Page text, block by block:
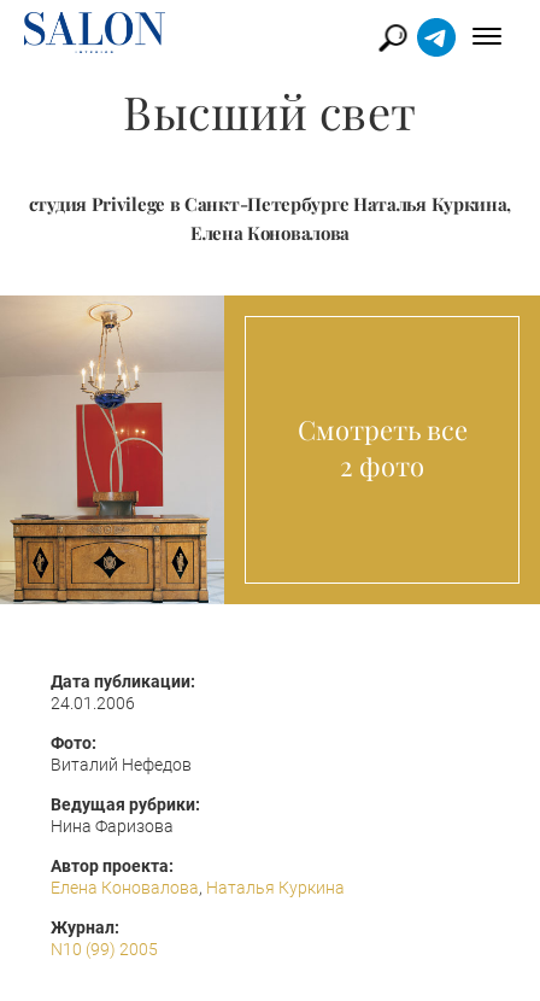
Высший свет
студия Privilege в Санкт-Петербурге Наталья Куркина,
Елена Коновалова
Смотреть все
2 фото
Дата публикации:
24.01.2006
Фото:
Виталий Нефедов
Ведущая рубрики:
Нина Фаризова
Автор проекта:
Елена Коновалова, Наталья Куркина
Журнал:
N10 (99) 2005